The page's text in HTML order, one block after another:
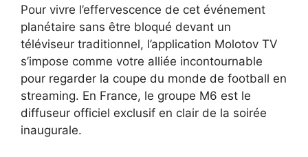
Pour vivre l’effervescence de cet événement
planétaire sans être bloqué devant un
téléviseur traditionnel, l’application Molotov TV
s’impose comme votre alliée incontournable
pour regarder la coupe du monde de football en
streaming. En France, le groupe M6 est le
diffuseur officiel exclusif en clair de la soirée
inaugurale.